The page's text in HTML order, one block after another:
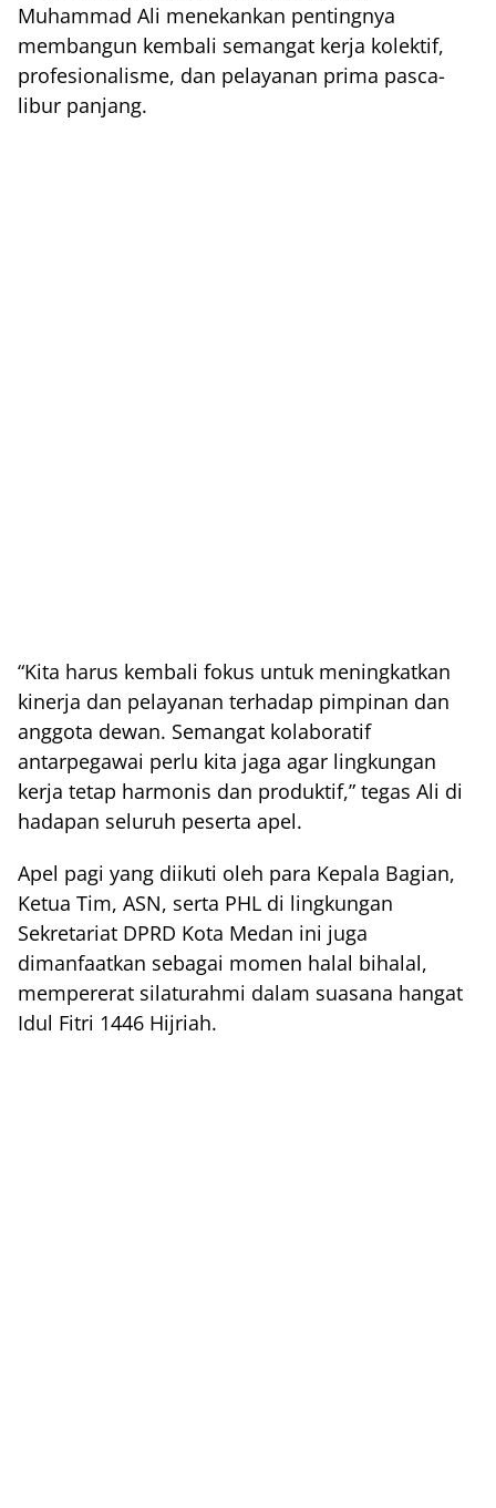
Muhammad Ali menekankan pentingnya
membangun kembali semangat kerja kolektif,
profesionalisme, dan pelayanan prima pasca-
libur panjang.
“Kita harus kembali fokus untuk meningkatkan
kinerja dan pelayanan terhadap pimpinan dan
anggota dewan. Semangat kolaboratif
antarpegawai perlu kita jaga agar lingkungan
kerja tetap harmonis dan produktif,” tegas Ali di
hadapan seluruh peserta apel.
Apel pagi yang diikuti oleh para Kepala Bagian,
Ketua Tim, ASN, serta PHL di lingkungan
Sekretariat DPRD Kota Medan ini juga
dimanfaatkan sebagai momen halal bihalal,
mempererat silaturahmi dalam suasana hangat
Idul Fitri 1446 Hijriah.